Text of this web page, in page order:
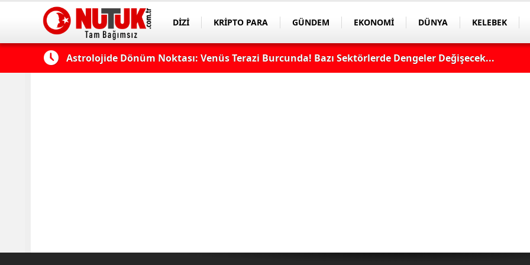
DİZİ KRİPTO PARA GÜNDEM EKONOMİ DÜNYA KELEBEK
Astrolojide Dönüm Noktası: Venüs Terazi Burcunda! Bazı Sektörlerde Dengeler Değişecek...